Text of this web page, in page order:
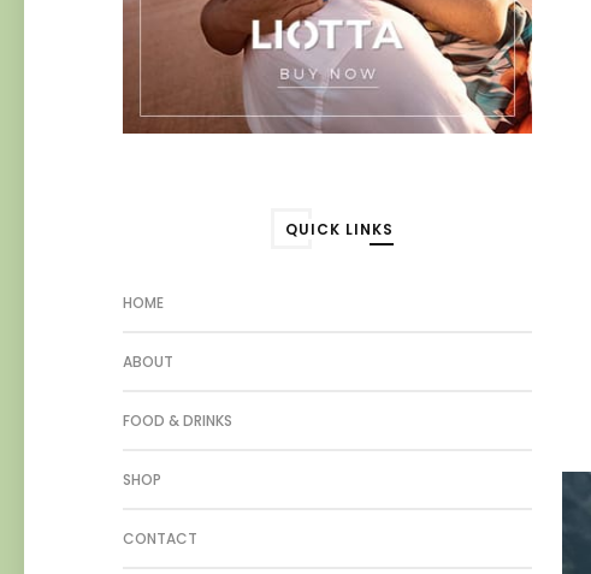
QUICK LINKS
HOME
ABOUT
FOOD & DRINKS
SHOP
CONTACT